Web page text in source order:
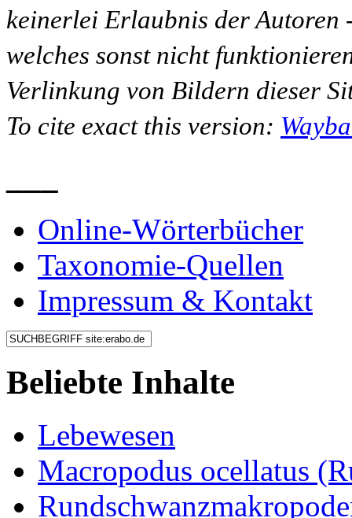
keinerlei Erlaubnis der Autoren
welches sonst nicht
Verlinkung von Bildern dieser
To cite exact this version:
Online-Wörterbücher
Taxonomie-Quellen
Impressum & Kontakt
Beliebte Inhalte
Lebewesen
Macropodus ocellatus